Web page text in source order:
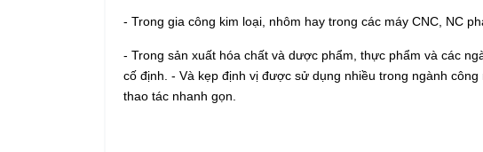
- Trong gia công kim loại, nhôm hay trong các máy CNC, NC
- Trong sản xuất hóa chất và dược phẩm, thực phẩm và các
cố định. - Và kẹp định vị được sử dụng nhiều trong ngành
thao tác nhanh gọn.